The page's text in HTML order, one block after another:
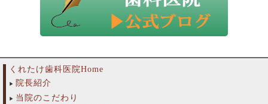
くれたけ歯科医院Home
院長紹介
当院のこだわり